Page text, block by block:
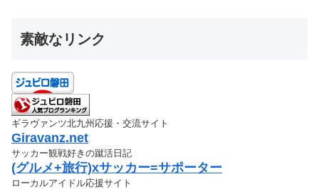
素敵なリンク
ギラヴァンツ北九州応援・交流サイト
Giravanz.net
サッカー観戦好きの蹴活日記
(グルメ+旅行)xサッカー=サポーター
ローカルアイドル応援サイト